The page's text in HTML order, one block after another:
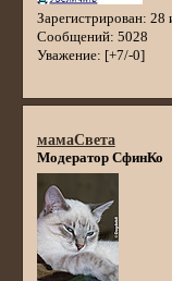
Зарегистрирован: 28
Сообщений: 5028
Уважение: [+7/-0]
мамаСвета
Модератор СфинКо